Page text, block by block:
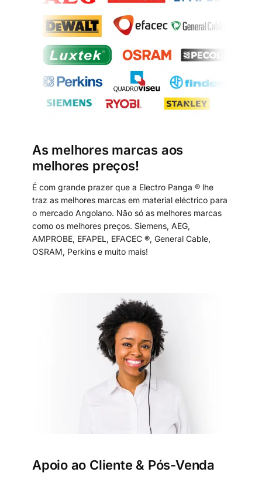
As melhores marcas aos
melhores preços!
É com grande prazer que a Electro Panga ® lhe
traz as melhores marcas em material eléctrico para
o mercado Angolano. Não só as melhores marcas
como os melhores preços. Siemens, AEG,
AMPROBE, EFAPEL, EFACEC ®, General Cable,
OSRAM, Perkins e muito mais!
Apoio ao Cliente & Pós-Venda